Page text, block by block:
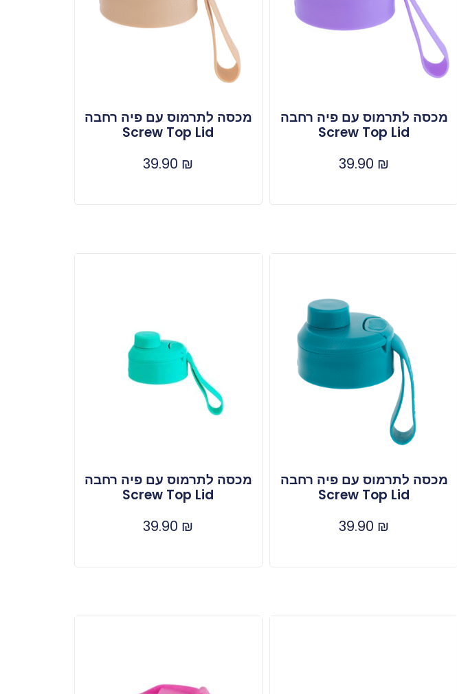
מכסה לתרמוס עם פיה רחבה
Screw Top Lid
39.90 ₪
מכסה לתרמוס עם פיה רחבה
Screw Top Lid
39.90 ₪
מכסה לתרמוס עם פיה רחבה
Screw Top Lid
39.90 ₪
מכסה לתרמוס עם פיה רחבה
Screw Top Lid
39.90 ₪